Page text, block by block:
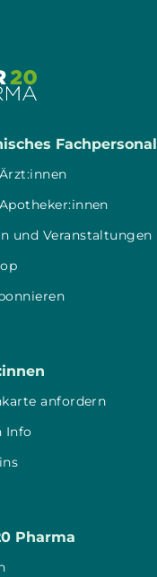
Fachpersonal
und Veranstaltungen
anfordern
Info
Pharma